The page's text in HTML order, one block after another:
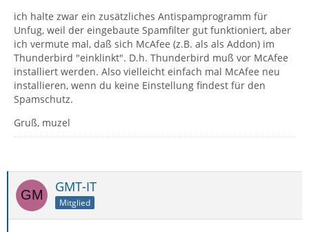
ich halte zwar ein zusätzliches Antispamprogramm für
Unfug, weil der eingebaute Spamfilter gut funktioniert, aber
ich vermute mal, daß sich McAfee (z.B. als als Addon) im
Thunderbird "einklinkt". D.h. Thunderbird muß vor McAfee
installiert werden. Also vielleicht einfach mal McAfee neu
installieren, wenn du keine Einstellung findest für den
Spamschutz.
Gruß, muzel
GMT-IT
Mitglied